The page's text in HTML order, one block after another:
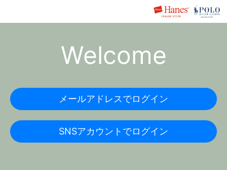
Welcome
メールアドレスでログイン
SNSアカウントでログイン